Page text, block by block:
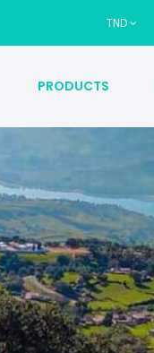
TND
PRODUCTS